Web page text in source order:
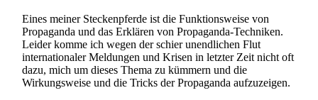
Eines meiner Steckenpferde ist die Funktionsweise von
Propaganda und das Erklären von Propaganda-Techniken.
Leider komme ich wegen der schier unendlichen Flut
internationaler Meldungen und Krisen in letzter Zeit nicht oft
dazu, mich um dieses Thema zu kümmern und die
Wirkungsweise und die Tricks der Propaganda aufzuzeigen.